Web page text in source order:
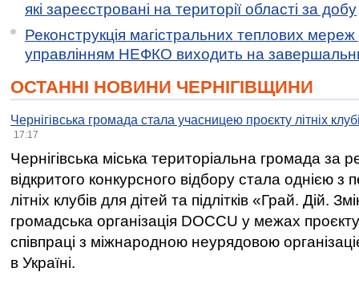
які зареєстровані на території області за добу
Реконструкція магістральних теплових мереж
управлінням НЕФКО виходить на
ОСТАННІ НОВИНИ ЧЕРНІГІВЩИНИ
Чернігівська громада стала учасницею проєкту літніх
17:17
Чернігівська міська територіальна громада за
відкритого конкурсного відбору стала однією
літніх клубів для дітей та підлітків «Грай. Дій.
громадська організація DOCCU у межах
співпраці з міжнародною неурядовою
в Україні.